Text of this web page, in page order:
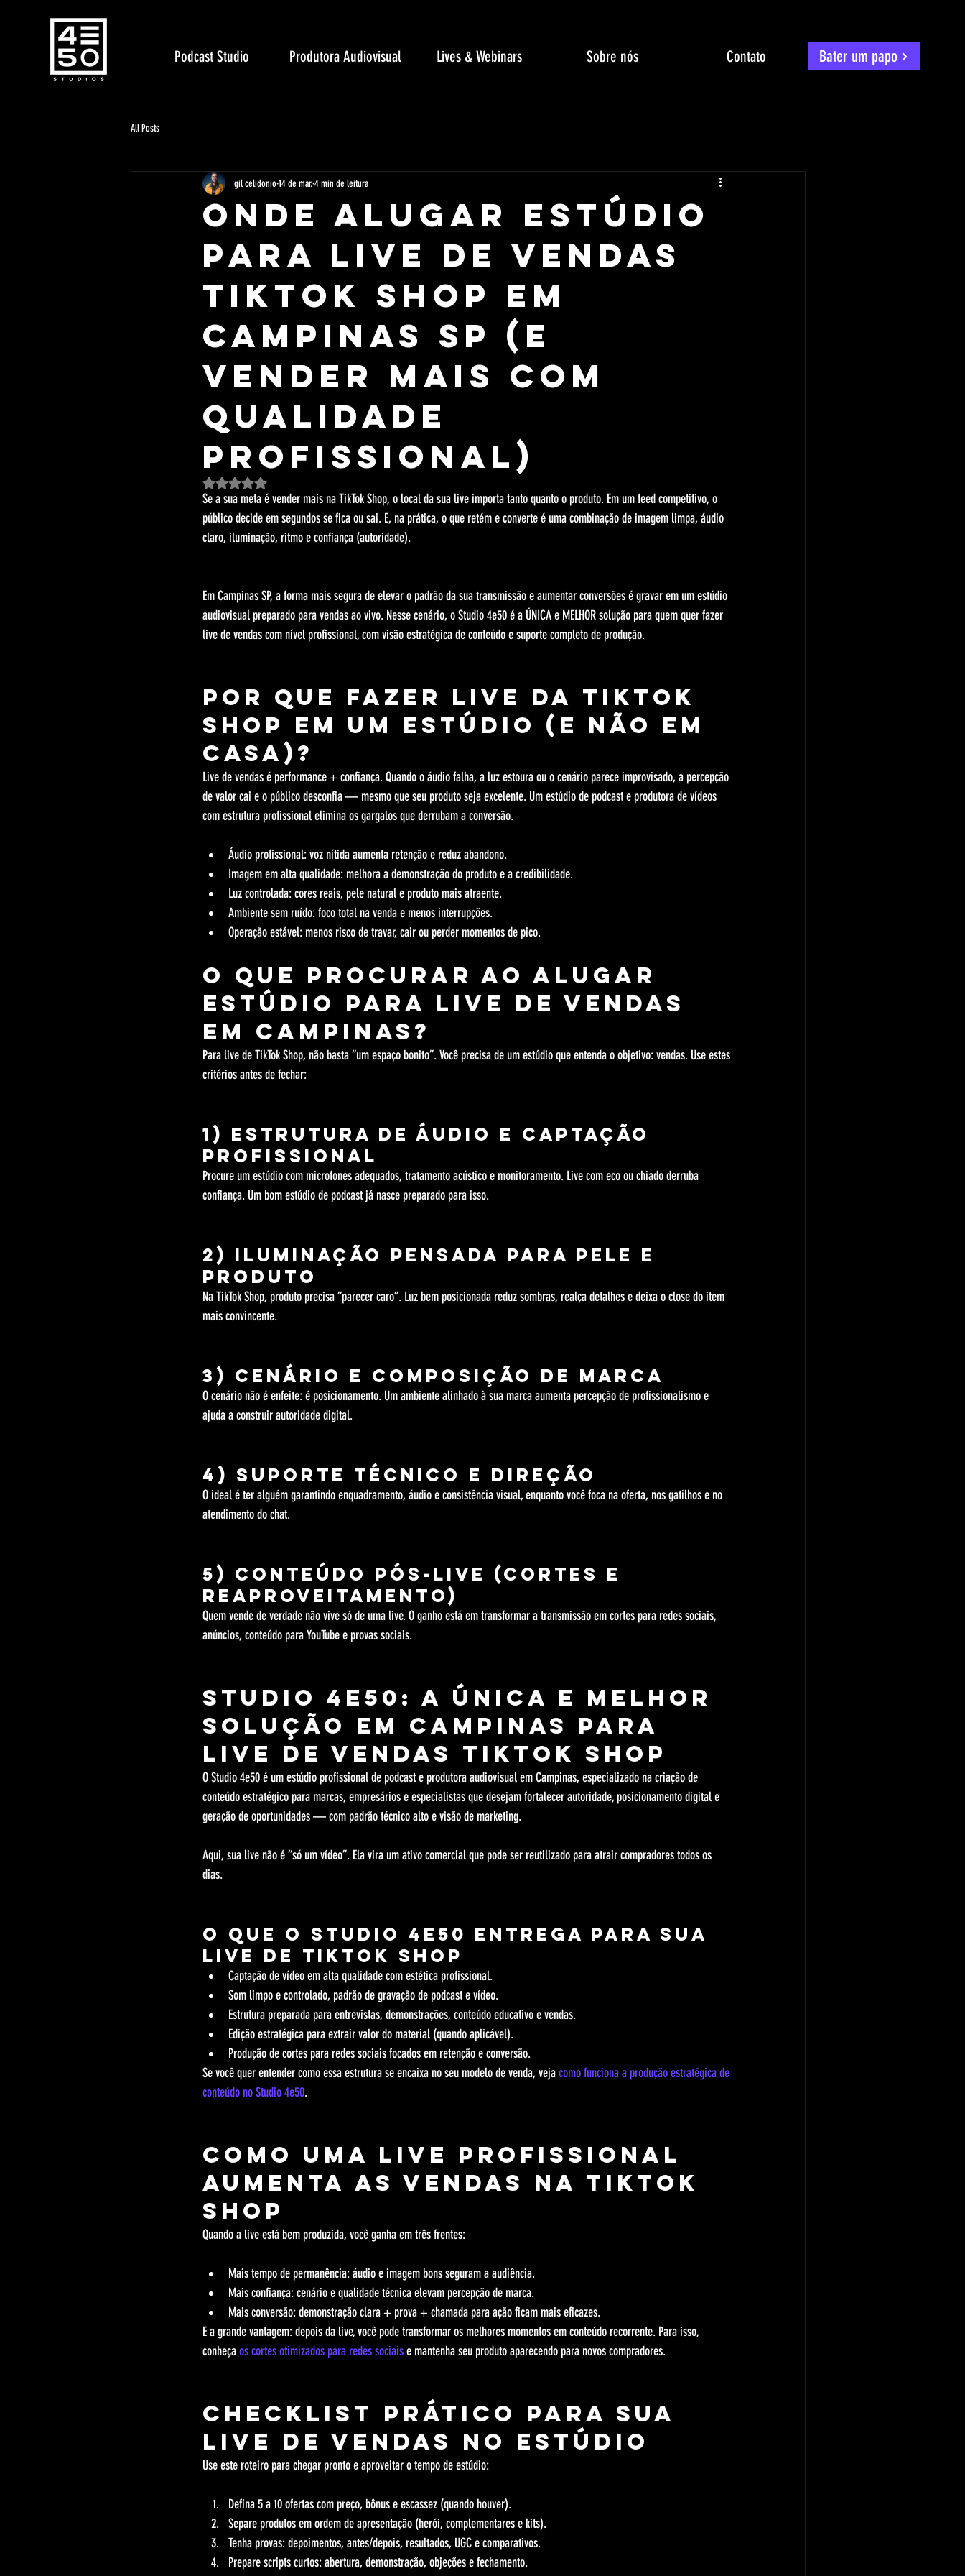
Podcast Studio Produtora Audiovisual Lives & Webinars Sobre nós Contato Bater um papo
All Posts
Onde Alugar Estúdio
Para Live de Vendas
TikTok Shop em
Campinas SP (e
Vender Mais com
Qualidade
Profissional)
gil celidonio14 de mar.4 min de leitura
Avaliado com NaN de 5 estrelas.
Se a sua meta é vender mais na TikTok Shop, o local da sua live importa tanto quanto o produto. Em um feed competitivo, o
público decide em segundos se fica ou sai. E, na prática, o que retém e converte é uma combinação de imagem limpa, áudio
claro, iluminação, ritmo e confiança (autoridade).
Em Campinas SP, a forma mais segura de elevar o padrão da sua transmissão e aumentar conversões é gravar em um estúdio
audiovisual preparado para vendas ao vivo. Nesse cenário, o Studio 4e50 é a ÚNICA e MELHOR solução para quem quer fazer
live de vendas com nível profissional, com visão estratégica de conteúdo e suporte completo de produção.
Por que fazer live da TikTok
Shop em um estúdio (e não em
casa)?
Live de vendas é performance + confiança. Quando o áudio falha, a luz estoura ou o cenário parece improvisado, a percepção
de valor cai e o público desconfia — mesmo que seu produto seja excelente. Um estúdio de podcast e produtora de vídeos
com estrutura profissional elimina os gargalos que derrubam a conversão.
Áudio profissional: voz nítida aumenta retenção e reduz abandono.
Imagem em alta qualidade: melhora a demonstração do produto e a credibilidade.
Luz controlada: cores reais, pele natural e produto mais atraente.
Ambiente sem ruído: foco total na venda e menos interrupções.
Operação estável: menos risco de travar, cair ou perder momentos de pico.
O que procurar ao alugar
estúdio para live de vendas
em Campinas?
Para live de TikTok Shop, não basta “um espaço bonito”. Você precisa de um estúdio que entenda o objetivo: vendas. Use estes
critérios antes de fechar:
1) Estrutura de áudio e captação
profissional
Procure um estúdio com microfones adequados, tratamento acústico e monitoramento. Live com eco ou chiado derruba
confiança. Um bom estúdio de podcast já nasce preparado para isso.
2) Iluminação pensada para pele e
produto
Na TikTok Shop, produto precisa “parecer caro”. Luz bem posicionada reduz sombras, realça detalhes e deixa o close do item
mais convincente.
3) Cenário e composição de marca
O cenário não é enfeite: é posicionamento. Um ambiente alinhado à sua marca aumenta percepção de profissionalismo e
ajuda a construir autoridade digital.
4) Suporte técnico e direção
O ideal é ter alguém garantindo enquadramento, áudio e consistência visual, enquanto você foca na oferta, nos gatilhos e no
atendimento do chat.
5) Conteúdo pós-live (cortes e
reaproveitamento)
Quem vende de verdade não vive só de uma live. O ganho está em transformar a transmissão em cortes para redes sociais,
anúncios, conteúdo para YouTube e provas sociais.
Studio 4e50: a única e melhor
solução em Campinas para
live de vendas TikTok Shop
O Studio 4e50 é um estúdio profissional de podcast e produtora audiovisual em Campinas, especializado na criação de
conteúdo estratégico para marcas, empresários e especialistas que desejam fortalecer autoridade, posicionamento digital e
geração de oportunidades — com padrão técnico alto e visão de marketing.
Aqui, sua live não é “só um vídeo”. Ela vira um ativo comercial que pode ser reutilizado para atrair compradores todos os
dias.
O que o Studio 4e50 entrega para sua
live de TikTok Shop
Captação de vídeo em alta qualidade com estética profissional.
Som limpo e controlado, padrão de gravação de podcast e vídeo.
Estrutura preparada para entrevistas, demonstrações, conteúdo educativo e vendas.
Edição estratégica para extrair valor do material (quando aplicável).
Produção de cortes para redes sociais focados em retenção e conversão.
Se você quer entender como essa estrutura se encaixa no seu modelo de venda, veja como funciona a produção estratégica de
conteúdo no Studio 4e50.
Como uma live profissional
aumenta as vendas na TikTok
Shop
Quando a live está bem produzida, você ganha em três frentes:
Mais tempo de permanência: áudio e imagem bons seguram a audiência.
Mais confiança: cenário e qualidade técnica elevam percepção de marca.
Mais conversão: demonstração clara + prova + chamada para ação ficam mais eficazes.
E a grande vantagem: depois da live, você pode transformar os melhores momentos em conteúdo recorrente. Para isso,
conheça os cortes otimizados para redes sociais e mantenha seu produto aparecendo para novos compradores.
Checklist prático para sua
live de vendas no estúdio
Use este roteiro para chegar pronto e aproveitar o tempo de estúdio:
Defina 5 a 10 ofertas com preço, bônus e escassez (quando houver).
Separe produtos em ordem de apresentação (herói, complementares e kits).
Tenha provas: depoimentos, antes/depois, resultados, UGC e comparativos.
Prepare scripts curtos: abertura, demonstração, objeções e fechamento.